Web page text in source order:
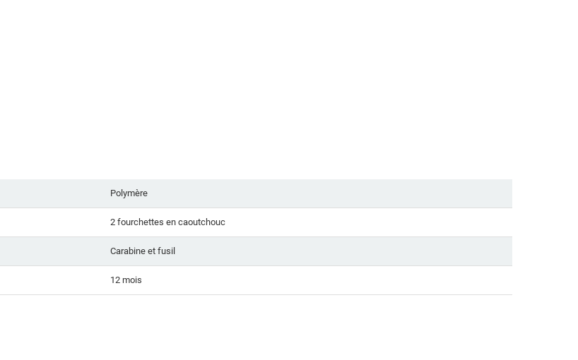
Polymère
2 fourchettes en caoutchouc
Carabine et fusil
12 mois